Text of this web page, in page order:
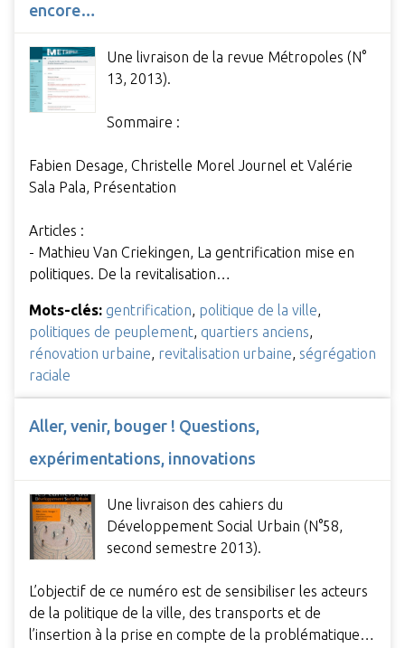
encore…
Une livraison de la revue Métropoles (N°
13, 2013).
Sommaire :
Fabien Desage, Christelle Morel Journel et Valérie
Sala Pala, Présentation
Articles :
- Mathieu Van Criekingen, La gentrification mise en
politiques. De la revitalisation…
Mots-clés: gentrification politique de la ville
politiques de peuplement quartiers anciens
rénovation urbaine revitalisation urbaine ségrégation
raciale
Aller, venir, bouger ! Questions,
expérimentations, innovations
Une livraison des cahiers du
Développement Social Urbain (N°58,
second semestre 2013).
L’objectif de ce numéro est de sensibiliser les acteurs
de la politique de la ville, des transports et de
l’insertion à la prise en compte de la problématique…